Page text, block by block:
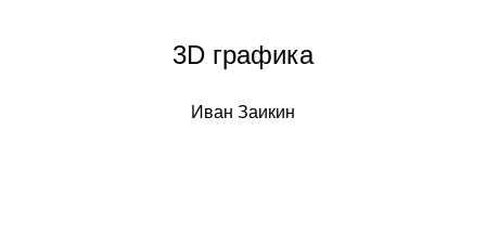
3D графика
Иван Заикин